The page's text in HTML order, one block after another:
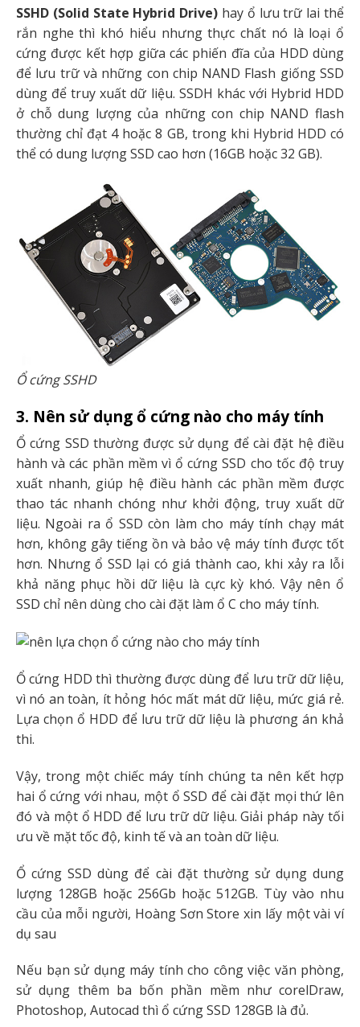
SSHD (Solid State Hybrid Drive) hay ổ lưu trữ lai thể
rắn nghe thì khó hiểu nhưng thực chất nó là loại ổ
cứng được kết hợp giữa các phiến đĩa của HDD dùng
để lưu trữ và những con chip NAND Flash giống SSD
dùng để truy xuất dữ liệu. SSDH khác với Hybrid HDD
ở chỗ dung lượng của những con chip NAND flash
thường chỉ đạt 4 hoặc 8 GB, trong khi Hybrid HDD có
thể có dung lượng SSD cao hơn (16GB hoặc 32 GB).
Ổ cứng SSHD
3. Nên sử dụng ổ cứng nào cho máy tính
Ổ cứng SSD thường được sử dụng để cài đặt hệ điều
hành và các phần mềm vì ổ cứng SSD cho tốc độ truy
xuất nhanh, giúp hệ điều hành các phần mềm được
thao tác nhanh chóng như khởi động, truy xuất dữ
liệu. Ngoài ra ổ SSD còn làm cho máy tính chạy mát
hơn, không gây tiếng ồn và bảo vệ máy tính được tốt
hơn. Nhưng ổ SSD lại có giá thành cao, khi xảy ra lỗi
khả năng phục hồi dữ liệu là cực kỳ khó. Vậy nên ổ
SSD chỉ nên dùng cho cài đặt làm ổ C cho máy tính.
Ổ cứng HDD thì thường được dùng để lưu trữ dữ liệu,
vì nó an toàn, ít hỏng hóc mất mát dữ liệu, mức giá rẻ.
Lựa chọn ổ HDD để lưu trữ dữ liệu là phương án khả
thi.
Vậy, trong một chiếc máy tính chúng ta nên kết hợp
hai ổ cứng với nhau, một ổ SSD để cài đặt mọi thứ lên
đó và một ổ HDD để lưu trữ dữ liệu. Giải pháp này tối
ưu về mặt tốc độ, kinh tế và an toàn dữ liệu.
Ổ cứng SSD dùng để cài đặt thường sử dụng dung
lượng 128GB hoặc 256Gb hoặc 512GB. Tùy vào nhu
cầu của mỗi người, Hoàng Sơn Store xin lấy một vài ví
dụ sau
Nếu bạn sử dụng máy tính cho công việc văn phòng,
sử dụng thêm ba bốn phần mềm như corelDraw,
Photoshop, Autocad thì ổ cứng SSD 128GB là đủ.